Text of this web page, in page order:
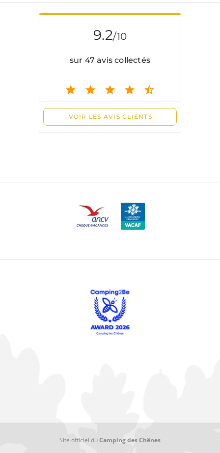
Site officiel duCamping des Chênes